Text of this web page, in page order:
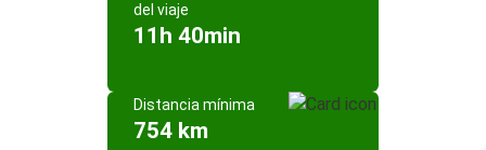
del viaje
11h 40min
Distancia mínima
754 km